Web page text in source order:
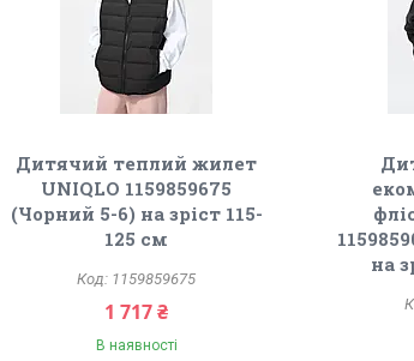
Дитячий теплий жилет
UNIQLO 1159859675
(Чорний 5-6) на зріст 115-
125 см
1159859675
1 717 ₴
В наявності
на